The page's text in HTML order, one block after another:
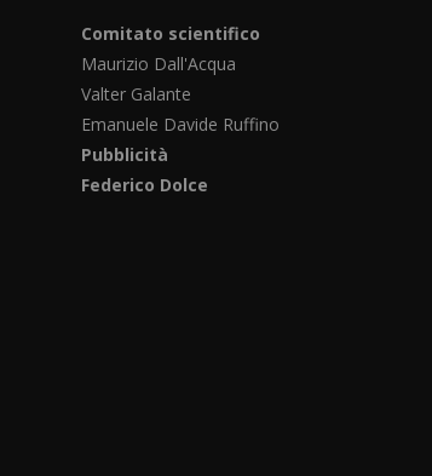
Comitato scientifico
Maurizio Dall'Acqua
Valter Galante
Emanuele Davide Ruffino
Pubblicità
Federico Dolce